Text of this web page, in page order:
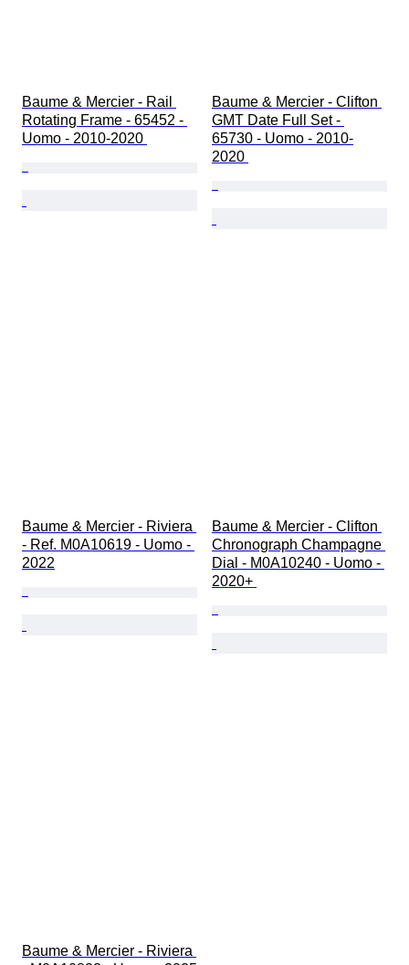
Baume & Mercier - Rail
Rotating Frame - 65452 -
Uomo - 2010-2020
Baume & Mercier - Clifton
GMT Date Full Set -
65730 - Uomo - 2010-
2020
Baume & Mercier - Riviera
- Ref. M0A10619 - Uomo -
2022
Baume & Mercier - Clifton
Chronograph Champagne
Dial - M0A10240 - Uomo -
2020+
Baume & Mercier - Riviera